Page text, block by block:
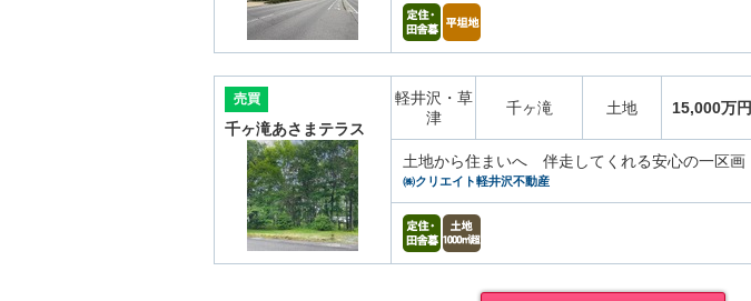
売買
千ヶ滝あさまテラス
軽井沢・草
津
千ヶ滝 土地 15,000万円
土地から住まいへ 伴走してくれる安心の一区画
㈱クリエイト軽井沢不動産